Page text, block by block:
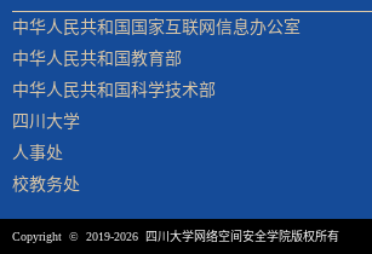
中华人民共和国国家互联网信息办公室
中华人民共和国教育部
中华人民共和国科学技术部
四川大学
人事处
校教务处
Copyright © 2019-2026 四川大学网络空间安全学院版权所有